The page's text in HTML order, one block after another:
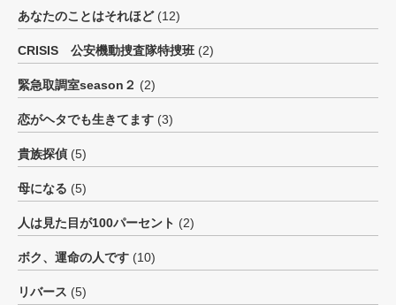
あなたのことはそれほど(12)
CRISIS 公安機動捜査隊特捜班 (2)
緊急取調室season２ (2)
恋がヘタでも生きてます (3)
貴族探偵 (5)
母になる (5)
人は見た目が100パーセント (2)
ボク、運命の人です (10)
リバース (5)